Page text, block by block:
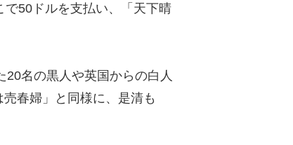
50ドルを支払い、「天下晴
名の黒人や英国からの白人
春婦」と同様に、是清も